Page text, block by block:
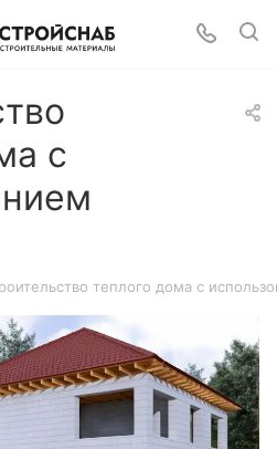
с
теплого дома с